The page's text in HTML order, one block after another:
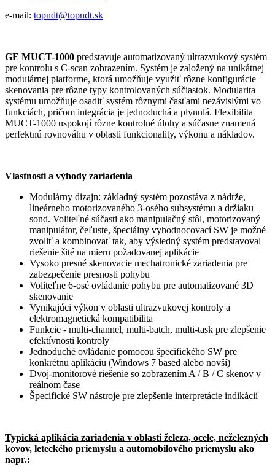
e-mail: topndt@topndt.sk
GE MUCT-1000 predstavuje automatizovaný ultrazvukový systém
pre kontrolu s C-scan zobrazením. Systém je založený na unikátnej
modulárnej platforme, ktorá umožňuje využiť rôzne konfigurácie
skenovania pre rôzne typy kontrolovaných súčiastok. Modularita
systému umožňuje osadiť systém rôznymi časťami nezávislými vo
funkciách, pričom integrácia je jednoduchá a plynulá. Flexibilita
MUCT-1000 uspokojí rôzne kontrolné úlohy a súčasne znamená
perfektnú rovnováhu v oblasti funkcionality, výkonu a nákladov.
Vlastnosti a výhody zariadenia
Modulárny dizajn: základný systém pozostáva z nádrže,
lineárneho motorizovaného 3-osého subsystému a držiaku
sond. Voliteľné súčasti ako manipulačný stôl, motorizovaný
manipulátor, čeľuste, špeciálny vyhodnocovací SW je možné
zvoliť a kombinovať tak, aby výsledný systém predstavoval
riešenie šité na mieru požadovanej aplikácie
Vysoko presné skenovacie mechatronické zariadenia pre
zabezpečenie presnosti pohybu
Voliteľne 6-osé ovládanie pohybu pre automatizované 3D
skenovanie
Vynikajúci výkon v oblasti ultrazvukovej kontroly a
elektromagnetická kompatibilita
Funkcie - multi-channel, multi-batch, multi-task pre zlepšenie
efektívnosti kontroly
Jednoduché ovládanie pomocou špecifického SW pre
konkrétnu aplikáciu (Windows 7 based alebo novší)
Dvoj-monitorové riešenie so zobrazením A / B / C skenov v
reálnom čase
Špecifické SW nástroje pre zlepšenie interpretácie indikácií
Typická aplikácia zariadenia v oblasti železa, ocele, neželezných
kovov, leteckého priemyslu a automobilového priemyslu ako
napr.: